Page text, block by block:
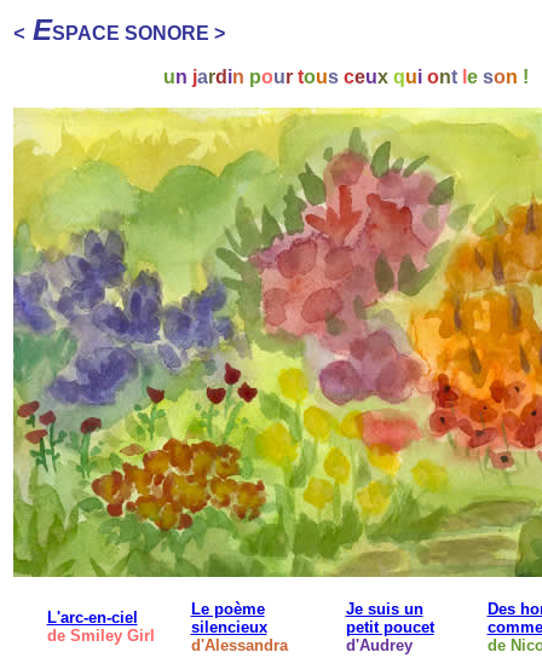
< ESPACE SONORE >
un jard in pour tous ceux qui ont e son !
L'arc-en-ciel
de Smiley Girl
Le poème
silencieux
d'Alessandra
Je suis un
petit poucet
d'Audrey
Des
de